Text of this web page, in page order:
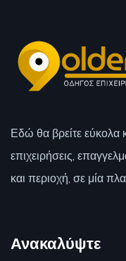
Εδώ θα βρείτε εύκολα
επιχειρήσεις,
και περιοχή, σε μία
Ανακαλύψτε